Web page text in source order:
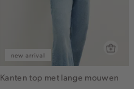
new arrival
Kanten top met lange mouwen